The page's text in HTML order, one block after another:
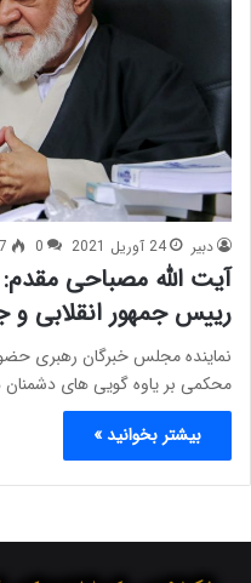
دبیر 24 آوریل 2021 0
آیت الله مصباحی
رییس جمهور انقلابی
نماینده مجلس خبرگان رهبری
محکمی بر یاوه گویی های
بیشتر بخوانید »